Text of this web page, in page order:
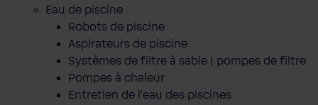
Eau de piscine
Robots de piscine
Aspirateurs de piscine
Systèmes de filtre à sable | pompes de filtre
Pompes à chaleur
Entretien de l'eau des piscines